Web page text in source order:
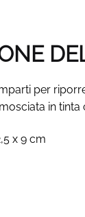
per
in
x 9 cm